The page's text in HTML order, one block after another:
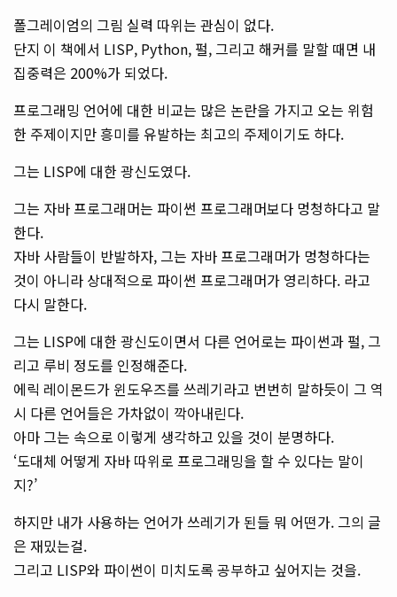
폴그레이엄의 그림 실력 따위는 관심이 없다.
단지 이 책에서 LISP, Python, 펄, 그리고 해커를 말할 때면 내
집중력은 200%가 되었다.
프로그래밍 언어에 대한 비교는 많은 논란을 가지고 오는 위험
한 주제이지만 흥미를 유발하는 최고의 주제이기도 하다.
그는 LISP에 대한 광신도였다.
그는 자바 프로그래머는 파이썬 프로그래머보다 멍청하다고 말
한다.
자바 사람들이 반발하자, 그는 자바 프로그래머가 멍청하다는
것이 아니라 상대적으로 파이썬 프로그래머가 영리하다. 라고
다시 말한다.
그는 LISP에 대한 광신도이면서 다른 언어로는 파이썬과 펄, 그
리고 루비 정도를 인정해준다.
에릭 레이몬드가 윈도우즈를 쓰레기라고 번번히 말하듯이 그 역
시 다른 언어들은 가차없이 깍아내린다.
아마 그는 속으로 이렇게 생각하고 있을 것이 분명하다.
‘도대체 어떻게 자바 따위로 프로그래밍을 할 수 있다는 말이
지?’
하지만 내가 사용하는 언어가 쓰레기가 된들 뭐 어떤가. 그의 글
은 재밌는걸.
그리고 LISP와 파이썬이 미치도록 공부하고 싶어지는 것을.